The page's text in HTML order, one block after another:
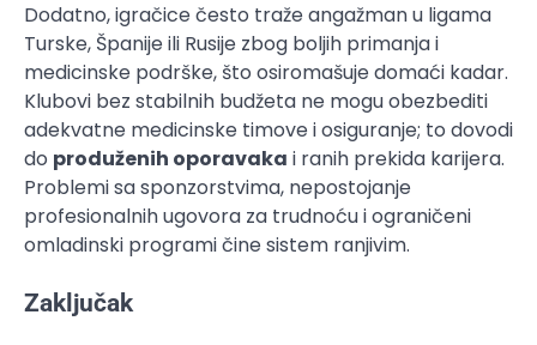
Dodatno, igračice često traže angažman u ligama
Turske, Španije ili Rusije zbog boljih primanja i
medicinske podrške, što osiromašuje domaći kadar.
Klubovi bez stabilnih budžeta ne mogu obezbediti
adekvatne medicinske timove i osiguranje; to dovodi
do produženih oporavaka i ranih prekida karijera.
Problemi sa sponzorstvima, nepostojanje
profesionalnih ugovora za trudnoću i ograničeni
omladinski programi čine sistem ranjivim.
Zaključak